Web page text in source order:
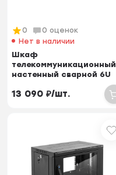
0
0 оценок
Нет в наличии
Шкаф
телекоммуникационный
настенный сварной 6U
стенки, дв...
13 090 ₽/шт.